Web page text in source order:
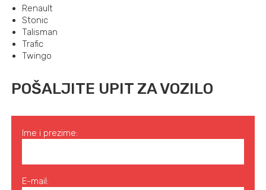
Renault
Stonic
Talisman
Trafic
Twingo
POŠALJITE UPIT ZA VOZILO
Ime i prezime:
E-mail: